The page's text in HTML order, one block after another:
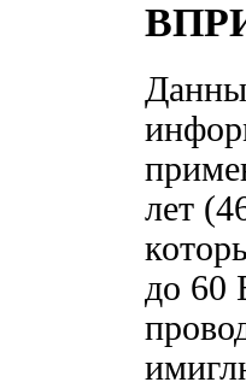
лет
до 60